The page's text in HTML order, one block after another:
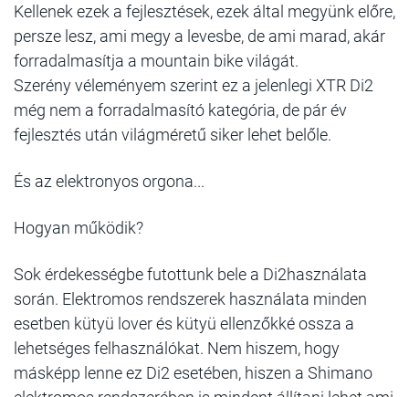
Kellenek ezek a fejlesztések, ezek által megyünk előre,
persze lesz, ami megy a levesbe, de ami marad, akár
forradalmasítja a mountain bike világát.
Szerény véleményem szerint ez a jelenlegi XTR Di2
még nem a forradalmasító kategória, de pár év
fejlesztés után világméretű siker lehet belőle.
És az elektronyos orgona...
Hogyan működik?
Sok érdekességbe futottunk bele a Di2használata
során. Elektromos rendszerek használata minden
esetben kütyü lover és kütyü ellenzőkké ossza a
lehetséges felhasználókat. Nem hiszem, hogy
másképp lenne ez Di2 esetében, hiszen a Shimano